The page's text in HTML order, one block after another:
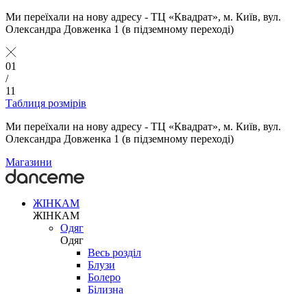
Ми переїхали на нову адресу - ТЦ «Квадрат», м. Київ, вул.
Олександра Довженка 1 (в підземному переході)
01
/
11
Таблиця розмірів
Ми переїхали на нову адресу - ТЦ «Квадрат», м. Київ, вул.
Олександра Довженка 1 (в підземному переході)
Магазини
ЖІНКАМ
ЖІНКАМ
Одяг
Одяг
Весь розділ
Блузи
Болеро
Білизна